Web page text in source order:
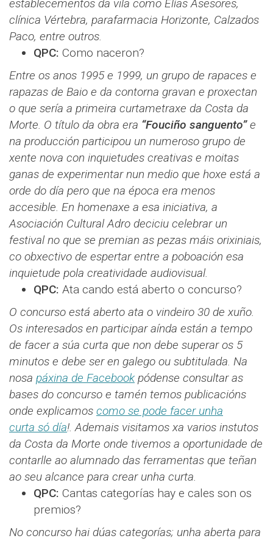
establecementos da vila como Elías Asesores,
clínica Vértebra, parafarmacia Horizonte, Calzados
Paco, entre outros.
QPC: Como naceron?
Entre os anos 1995 e 1999, un grupo de rapaces e
rapazas de Baio e da contorna gravan e proxectan
o que sería a primeira curtametraxe da Costa da
Morte. O título da obra era “Fouciño sanguento”e
na producción participou un numeroso grupo de
xente nova con inquietudes creativas e moitas
ganas de experimentar nun medio que hoxe está a
orde do día pero que na época era menos
accesible. En homenaxe a esa iniciativa, a
Asociación Cultural Adro deciciu celebrar un
festival no que se premian as pezas máis orixiniais,
co obxectivo de espertar entre a poboación esa
inquietude pola creatividade audiovisual.
QPC: Ata cando está aberto o concurso?
O concurso está aberto ata o vindeiro 30 de xuño.
Os interesados en participar aínda están a tempo
de facer a súa curta que non debe superar os 5
minutos e debe ser en galego ou subtitulada. Na
nosa páxina de Facebookpódense consultar as
bases do concurso e tamén temos publicacións
onde explicamos como se pode facer unha
curta só día!. Ademais visitamos xa varios instutos
da Costa da Morte onde tivemos a oportunidade de
contarlle ao alumnado das ferramentas que teñan
ao seu alcance para crear unha curta.
QPC: Cantas categorías hay e cales son os
premios?
No concurso hai dúas categorías; unha aberta para